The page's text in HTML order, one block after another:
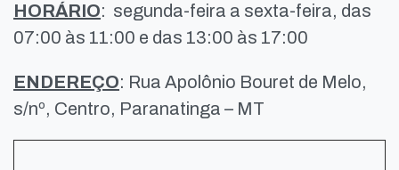
HORÁRIO: segunda-feira a sexta-feira, das
07:00 às 11:00 e das 13:00 às 17:00
ENDEREÇO: Rua Apolônio Bouret de Melo,
s/nº, Centro, Paranatinga – MT